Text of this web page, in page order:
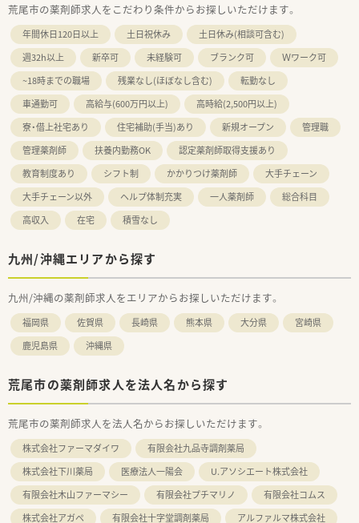
荒尾市の薬剤師求人をこだわり条件からお探しいただけます。
年間休日120日以上 土日祝休み
土日休み(相談可含む)
週32h以上
新卒可 未経験可 ブランク可
Ｗワーク可
~18時までの職場
残業なし(ほぼなし含む)
転勤なし
車通勤可
高給与(600万円以上)
高時給(2,500円以上)
寮・借上社宅あり
住宅補助(手当)あり 新規オープン
管理職
管理薬剤師
扶養内勤務OK
認定薬剤師取得支援あり
教育制度あり
シフト制 かかりつけ薬剤師
大手チェーン
大手チェーン以外
ヘルプ体制充実 一人薬剤師
総合科目
高収入
在宅 積雪なし
九州/沖縄エリアから探す
九州/沖縄の薬剤師求人をエリアからお探しいただけます。
福岡県 佐賀県 長崎県 熊本県 大分県
宮崎県
鹿児島県
沖縄県
荒尾市の薬剤師求人を法人名から探す
荒尾市の薬剤師求人を法人名からお探しいただけます。
株式会社ファーマダイワ
有限会社九品寺調剤薬局
株式会社下川薬局
医療法人一陽会
U.アソシエート株式会社
有限会社木山ファーマシー
有限会社プチマリノ
有限会社コムス
株式会社アガペ
有限会社十字堂調剤薬局
アルファルマ株式会社